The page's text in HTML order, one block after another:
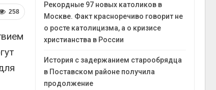
258
Рекордные 97 новых католиков в
Москве. Факт красноречиво говорит не
о росте католицизма, а о кризисе
христианства в России
История с задержанием старообрядца
в Поставском районе получила
продолжение